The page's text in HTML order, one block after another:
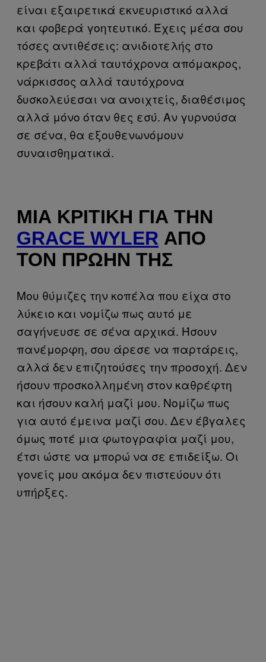
είναι εξαιρετικά εκνευριστικό αλλά
και φοβερά γοητευτικό. Έχεις μέσα σου
τόσες αντιθέσεις: ανιδιοτελής στο
κρεβάτι αλλά ταυτόχρονα απόμακρος,
νάρκισσος αλλά ταυτόχρονα
δυσκολεύεσαι να ανοιχτείς, διαθέσιμος
αλλά μόνο όταν θες εσύ. Αν γυρνούσα
σε σένα, θα εξουθενωνόμουν
συναισθηματικά.
ΜΙΑ ΚΡΙΤΙΚΉ ΓΙΑ ΤΗΝ
GRACE WYLER ΑΠΌ
ΤΟΝ ΠΡΏΗΝ ΤΗΣ
Μου θύμιζες την κοπέλα που είχα στο
λύκειο και νομίζω πως αυτό με
σαγήνευσε σε σένα αρχικά. Ήσουν
πανέμορφη, σου άρεσε να παρτάρεις,
αλλά δεν επιζητούσες την προσοχή. Δεν
ήσουν προσκολλημένη στον καθρέφτη
και ήσουν καλή μαζί μου. Νομίζω πως
για αυτό έμεινα μαζί σου. Δεν έβγαλες
όμως ποτέ μια φωτογραφία μαζί μου,
έτσι ώστε να μπορώ να σε επιδείξω. Οι
γονείς μου ακόμα δεν πιστεύουν ότι
υπήρξες.